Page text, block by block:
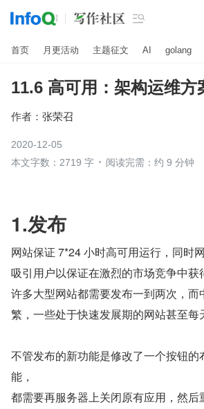

首页 月更活动 主题征文 AI golang
11.6 高可用：架构运维方
作者： 张荣召
2020-12-05
本文字数：2719 字
阅读完需：约 9 分钟
1.发布
网站保证 7*24 小时高可用运行，同时
吸引用户以保证在激烈的市场竞争中获
许多大型网站都需要发布一到两次，而
繁，一些处于快速发展期的网站甚至每
不管发布的新功能是修改了一个按钮的
能，
都需要再服务器上关闭原有应用，然